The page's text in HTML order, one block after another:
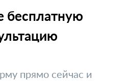
бесплатную
прямо сейчас и